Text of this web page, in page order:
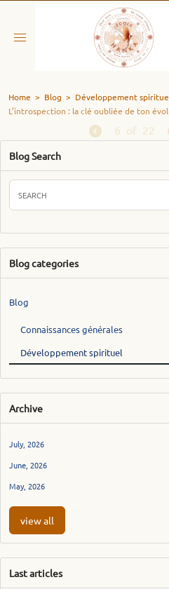
Home > Blog > Développement
L’introspection : la clé oubliée de ton
6 of 22
Blog Search
Blog categories
Blog
Connaissances générales
Développement spirituel
Archive
July, 2026
June, 2026
May, 2026
view all
Last articles